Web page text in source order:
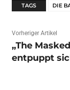
TAGS DIE
Vorheriger Artikel
„The
entpuppt